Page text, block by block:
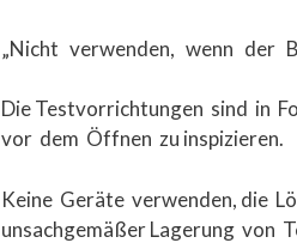
„Nicht verwenden, wenn der
Die Testvorrichtungen sind in
vor dem Öffnen zu inspizieren.
Keine Geräte verwenden, die
unsachgemäßer Lagerung von